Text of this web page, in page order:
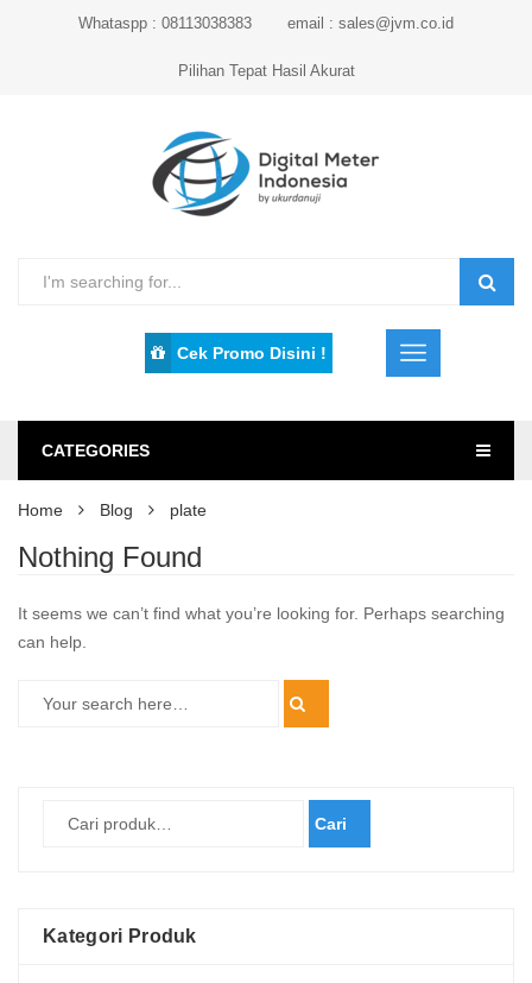
Whataspp : 08113038383 email : sales@jvm.co.id
Pilihan Tepat Hasil Akurat
Cek Promo Disini !
CATEGORIES
Home Blog plate
Nothing Found
It seems we can’t find what you’re looking for. Perhaps searching
can help.
Cari
Kategori Produk